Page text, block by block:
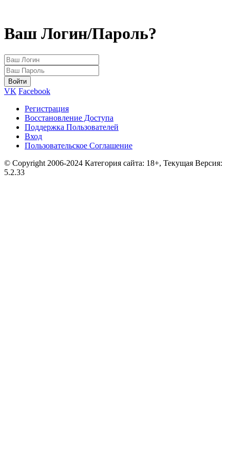
Ваш Логин/Пароль?
VK Facebook
Регистрация
Восстановление Доступа
Поддержка Пользователей
Вход
Пользовательское Соглашение
© Copyright 2006-2024 Категория сайта: 18+, Текущая Версия:
5.2.33